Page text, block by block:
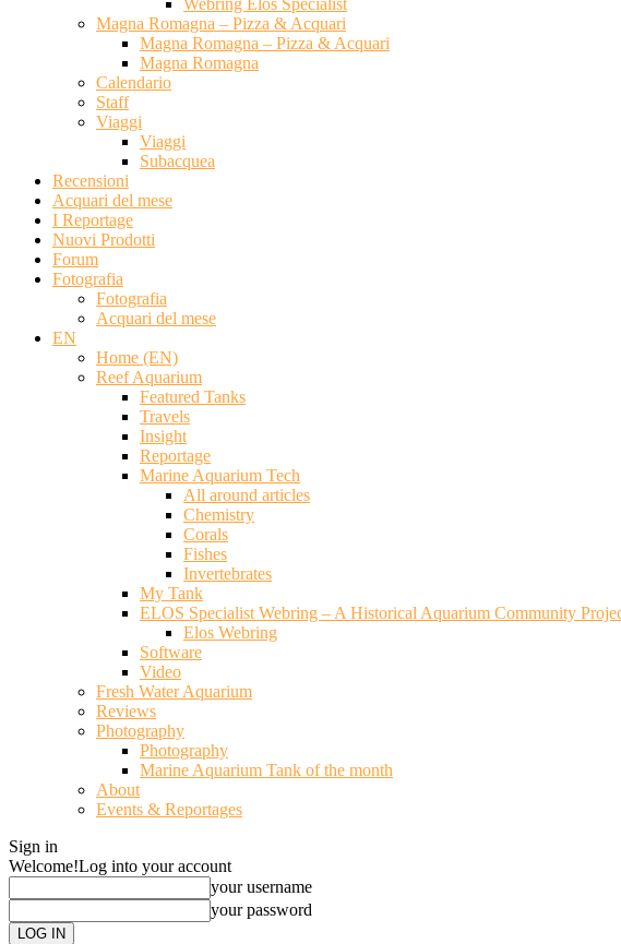
Webring Elos Specialist
Magna Romagna – Pizza & Acquari
Magna Romagna – Pizza & Acquari
Magna Romagna
Calendario
Staff
Viaggi
Viaggi
Subacquea
Recensioni
Acquari del mese
I Reportage
Nuovi Prodotti
Forum
Fotografia
Fotografia
Acquari del mese
EN
Home (EN)
Reef Aquarium
Featured Tanks
Travels
Insight
Reportage
Marine Aquarium Tech
All around articles
Chemistry
Corals
Fishes
Invertebrates
My Tank
ELOS Specialist Webring – A Historical Aquarium Community
Elos Webring
Software
Video
Fresh Water Aquarium
Reviews
Photography
Photography
Marine Aquarium Tank of the month
About
Events & Reportages
Sign in
Welcome!Log into your account
your username
your password